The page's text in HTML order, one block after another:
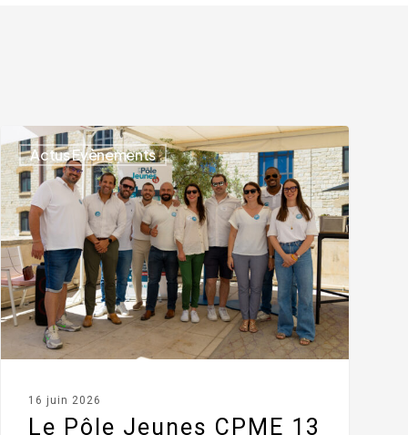
Actus Evènements
16 juin 2026
Le Pôle Jeunes CPME 13